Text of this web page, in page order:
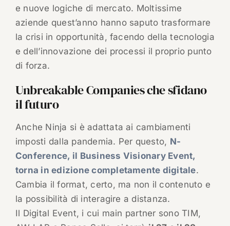
e nuove logiche di mercato. Moltissime
aziende quest’anno hanno saputo trasformare
la crisi in opportunità, facendo della tecnologia
e dell’innovazione dei processi il proprio punto
di forza.
Unbreakable Companies che sfidano
il futuro
Anche Ninja si è adattata ai cambiamenti
imposti dalla pandemia. Per questo, N-
Conference, il Business Visionary Event,
torna in edizione completamente digitale.
Cambia il format, certo, ma non il contenuto e
la possibilità di interagire a distanza.
Il Digital Event, i cui main partner sono TIM,